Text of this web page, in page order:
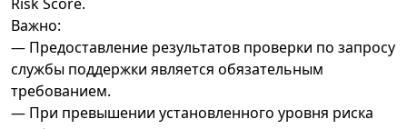
Важно:
— Предоставление результатов проверки по запросу
службы поддержки является обязательным
требованием.
— При превышении установленного уровня риска